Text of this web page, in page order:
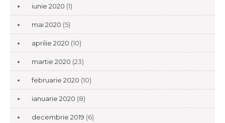
iunie 2020 (1)
mai 2020 (5)
aprilie 2020 (10)
martie 2020 (23)
februarie 2020 (10)
ianuarie 2020 (8)
decembrie 2019 (6)